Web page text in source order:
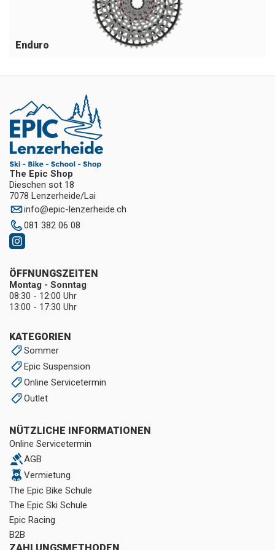
Enduro
The Epic Shop
Dieschen sot 18
7078 Lenzerheide/Lai
info@epic-lenzerheide.ch
081 382 06 08
KATEGORIEN
Sommer
Epic Suspension
Online Servicetermin
Outlet
NÜTZLICHE INFORMATIONEN
Online Servicetermin
AGB
Vermietung
The Epic Bike Schule
The Epic Ski Schule
Epic Racing
B2B
ÖFFNUNGSZEITEN
Montag - Sonntag
08:30 - 12:00 Uhr
13:00 - 17:30 Uhr